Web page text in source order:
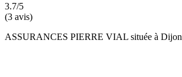
3.7/5
(3 avis)
ASSURANCES PIERRE VIAL située à Dijon